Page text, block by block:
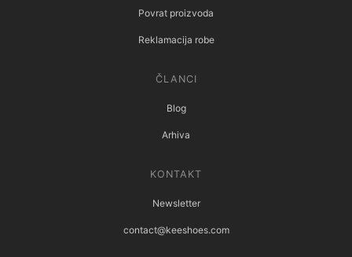
Povrat proizvoda
Reklamacija robe
ČLANCI
Blog
Arhiva
KONTAKT
Newsletter
contact@keeshoes.com